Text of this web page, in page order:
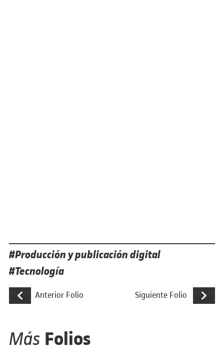
Etiquetas
Producción y publicación digital
Tecnología
Navegación de entradas
Anterior Folio Carta de un restaurante para invidentes
Siguiente Folio Reto de
Más Folios